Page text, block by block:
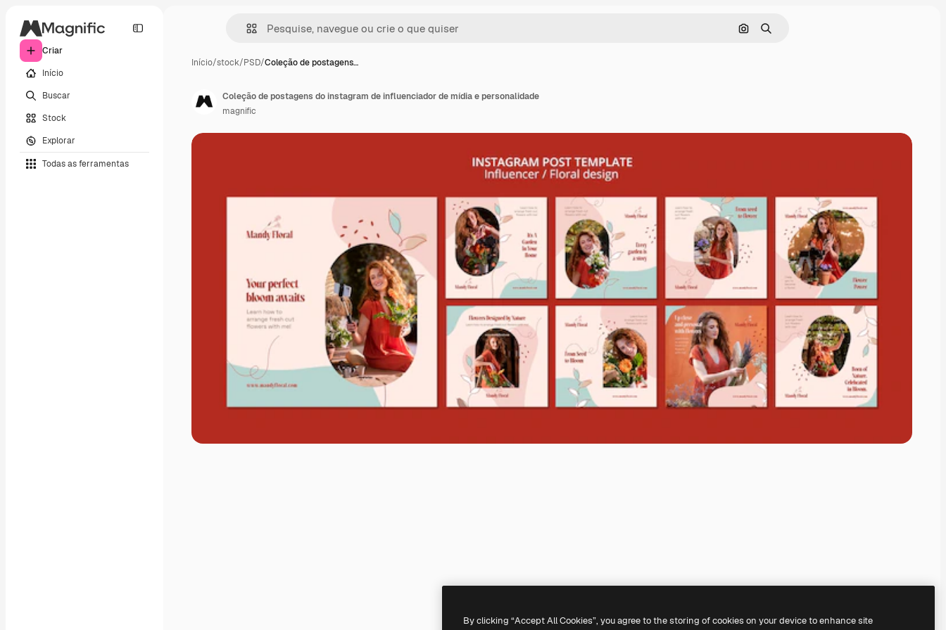
Criar
Início
Buscar
Stock
Explorar
Todas as ferramentas
Pesquisar por imagem
Buscar
Início/stock/PSD/Coleção de postagens…
Coleção de postagens do instagram de influenciador de mídia e personalidade
magnific
By clicking “Accept All Cookies”, you agree to the storing of cookies on your device to enhance site